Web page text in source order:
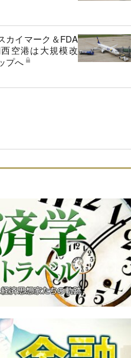
カイマーク＆FDA
空港は大規模改
プへ